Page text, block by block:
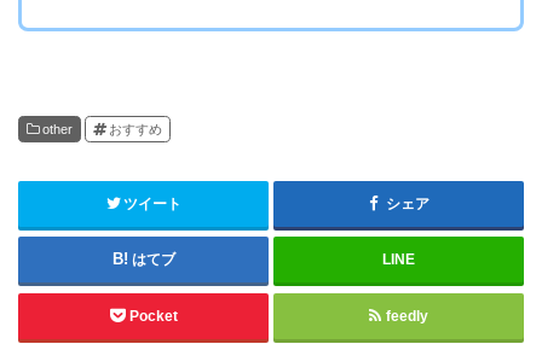
other おすすめ
ツイート シェア
はてブ LINE
Pocket feedly